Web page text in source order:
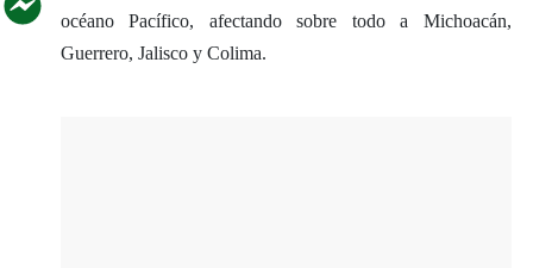
océano Pacífico, afectando sobre todo a Michoacán,
Guerrero, Jalisco y Colima.